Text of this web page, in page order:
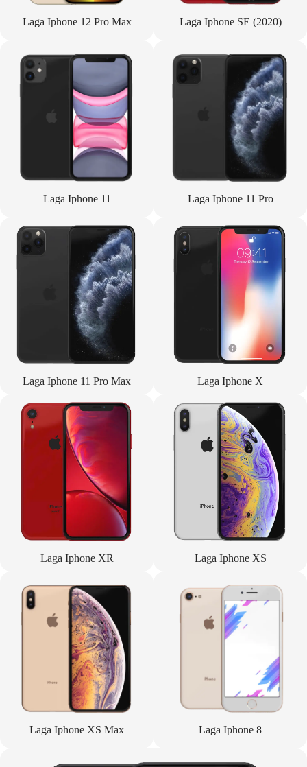
Laga Iphone 12 Pro Max Laga Iphone SE (2020)
Laga Iphone 11 Laga Iphone 11 Pro
Laga Iphone 11 Pro Max Laga Iphone X
Laga Iphone XR Laga Iphone XS
Laga Iphone XS Max Laga Iphone 8